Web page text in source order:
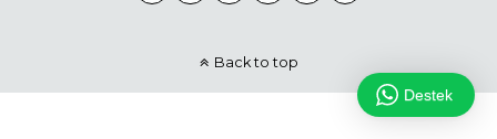
Back to top
Destek